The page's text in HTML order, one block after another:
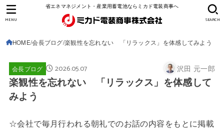
省エネマネジメント・産業用蓄電池ならミカド電装商事へ
SEARCH
MENU
HOME 会長ブログ 楽観性を忘れない 「リラックス」を体感してみよう
会長ブログ 2026.05.07 沢田 元一郎
楽観性を忘れない 「リラックス」を体感して
みよう
☆会社で毎月行われる朝礼でのお話の内容をもとに掲載